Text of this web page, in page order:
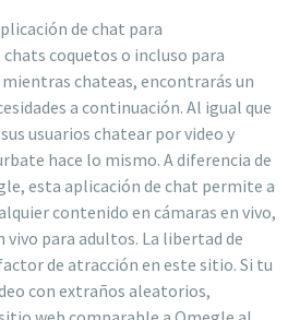
de chat para
coquetos o incluso para
chateas, encontrarás un
a continuación. Al igual que
usuarios chatear por video y
hace lo mismo. A diferencia de
esta aplicación de chat permite a
contenido en cámaras en vivo,
vivo para adultos. La libertad de
de atracción en este sitio. Si tu
con extraños aleatorios,